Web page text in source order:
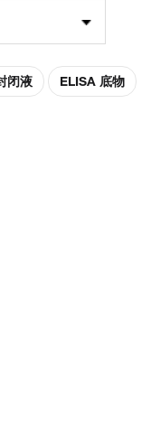
闭液 ELISA 底物